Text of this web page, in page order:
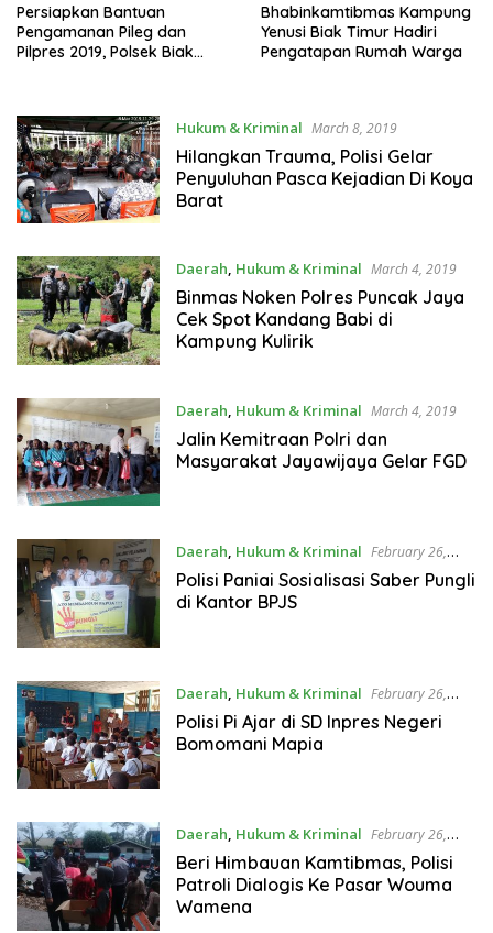
Persiapkan Bantuan
Pengamanan Pileg dan
Pilpres 2019, Polsek Biak
Bhabinkamtibmas Kampung
Yenusi Biak Timur Hadiri
Pengatapan Rumah Warga
Hukum & Kriminal March 8, 2019
Hilangkan Trauma, Polisi Gelar
Penyuluhan Pasca Kejadian Di Koya
Barat
Daerah, Hukum & Kriminal March 4, 2019
Binmas Noken Polres Puncak Jaya
Cek Spot Kandang Babi di
Kampung Kulirik
Daerah, Hukum & Kriminal March 4, 2019
Jalin Kemitraan Polri dan
Masyarakat Jayawijaya Gelar FGD
Daerah, Hukum & Kriminal February 26,
2019
Polisi Paniai Sosialisasi Saber Pungli
di Kantor BPJS
Daerah, Hukum & Kriminal February 26,
2019
Polisi Pi Ajar di SD Inpres Negeri
Bomomani Mapia
Daerah, Hukum & Kriminal February 26,
2019
Beri Himbauan Kamtibmas, Polisi
Patroli Dialogis Ke Pasar Wouma
Wamena